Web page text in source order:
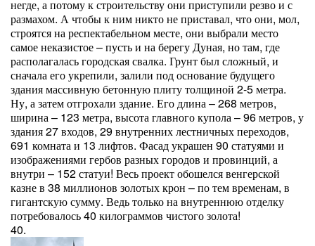
негде, а потому к строительству они приступили резво и с
размахом. А чтобы к ним никто не приставал, что они, мол,
строятся на респектабельном месте, они выбрали место
самое неказистое – пусть и на берегу Дуная, но там, где
располагалась городская свалка. Грунт был сложный, и
сначала его укрепили, залили под основание будущего
здания массивную бетонную плиту толщиной 2-5 метра.
Ну, а затем отгрохали здание. Его длина – 268 метров,
ширина – 123 метра, высота главного купола – 96 метров, у
здания 27 входов, 29 внутренних лестничных переходов,
691 комната и 13 лифтов. Фасад украшен 90 статуями и
изображениями гербов разных городов и провинций, а
внутри – 152 статуи! Весь проект обошелся венгерской
казне в 38 миллионов золотых крон – по тем временам, в
гигантскую сумму. Ведь только на внутреннюю отделку
потребовалось 40 килограммов чистого золота!
40.